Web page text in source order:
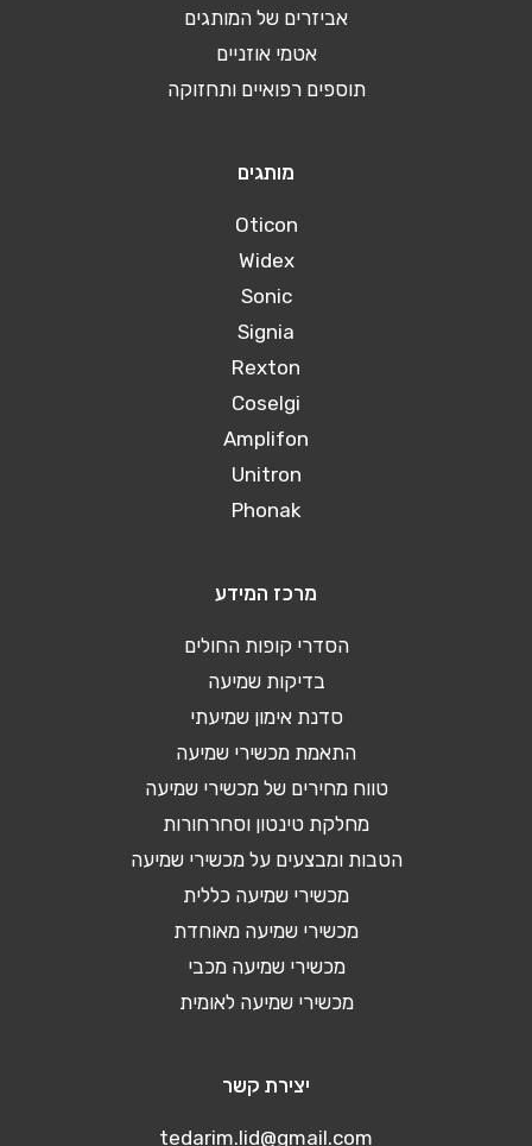
אביזרים של המותגים
אטמי אוזניים
תוספים רפואיים ותחזוקה
מותגים
Oticon
Widex
Sonic
Signia
Rexton
Coselgi
Amplifon
Unitron
Phonak
מרכז המידע
הסדרי קופות החולים
בדיקות שמיעה
סדנת אימון שמיעתי
התאמת מכשירי שמיעה
טווח מחירים של מכשירי שמיעה
מחלקת טינטון וסחרחורות
הטבות ומבצעים על מכשירי שמיעה
מכשירי שמיעה כללית
מכשירי שמיעה מאוחדת
מכשירי שמיעה מכבי
מכשירי שמיעה לאומית
יצירת קשר
tedarim.lid@gmail.com